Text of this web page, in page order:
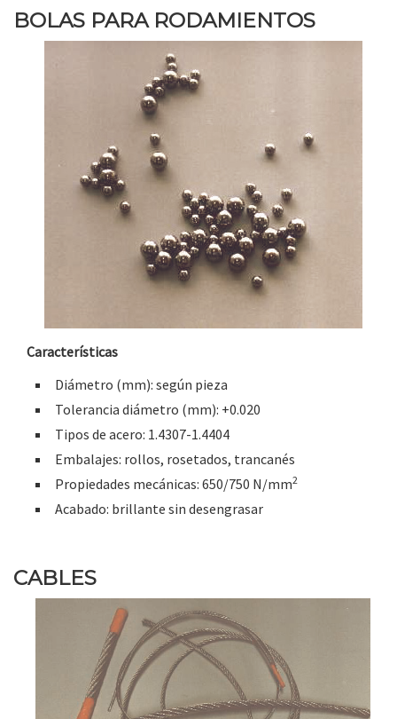
BOLAS PARA RODAMIENTOS
Características
Diámetro (mm): según pieza
Tolerancia diámetro (mm): +0.020
Tipos de acero: 1.4307-1.4404
Embalajes: rollos, rosetados, trancanés
Propiedades mecánicas: 650/750 N/mm2
Acabado: brillante sin desengrasar
CABLES